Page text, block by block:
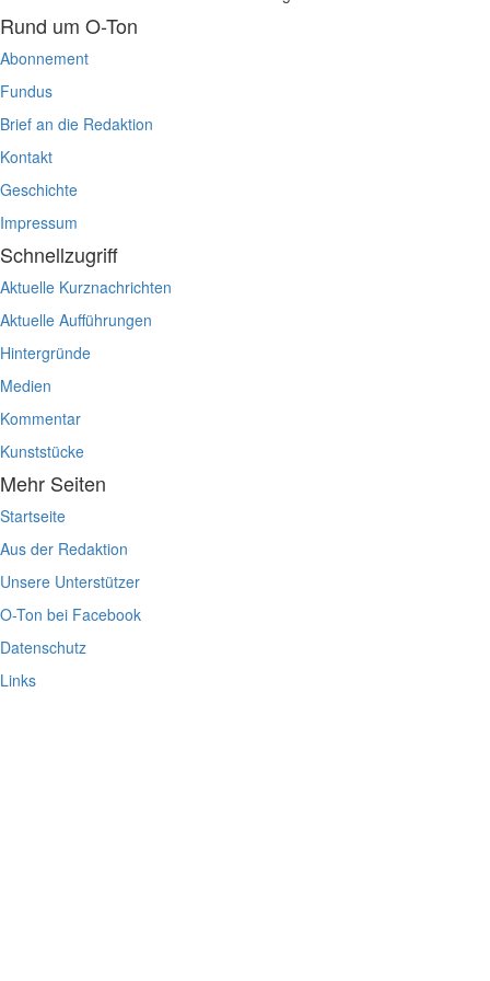
Rund um O-Ton
Abonnement
Fundus
Brief an die Redaktion
Kontakt
Geschichte
Impressum
Schnellzugriff
Aktuelle Kurznachrichten
Aktuelle Aufführungen
Hintergründe
Medien
Kommentar
Kunststücke
Mehr Seiten
Startseite
Aus der Redaktion
Unsere Unterstützer
O-Ton bei Facebook
Datenschutz
Links